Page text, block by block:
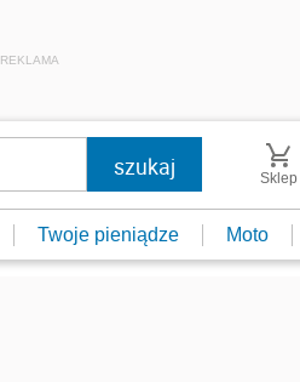
REKLAMA
Sklep
Twoje pieniądze Moto